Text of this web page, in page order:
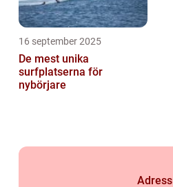
16 september 2025
De mest unika
surfplatserna för
nybörjare
Adress